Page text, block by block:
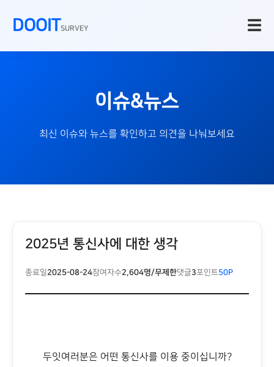
DOOITSURVEY ☰
이슈&뉴스
최신 이슈와 뉴스를 확인하고 의견을 나눠보세요
2025년 통신사에 대한 생각
종료일2025-08-24참여자수2,604명/무제한댓글3포인트50P
두잇여러분은 어떤 통신사를 이용 중이십니까?